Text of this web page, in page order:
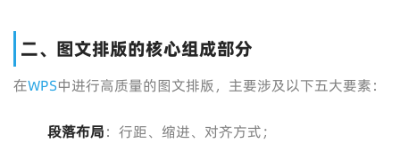
二、图文排版的核心组成部分
在WPS中进行高质量的图文排版，主要涉及以下五大要素：
段落布局：行距、缩进、对齐方式；